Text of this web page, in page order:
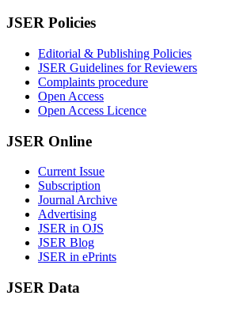
JSER Policies
Editorial & Publishing Policies
JSER Guidelines for Reviewers
Complaints procedure
Open Access
Open Access Licence
JSER Online
Current Issue
Subscription
Journal Archive
Advertising
JSER in OJS
JSER Blog
JSER in ePrints
JSER Data